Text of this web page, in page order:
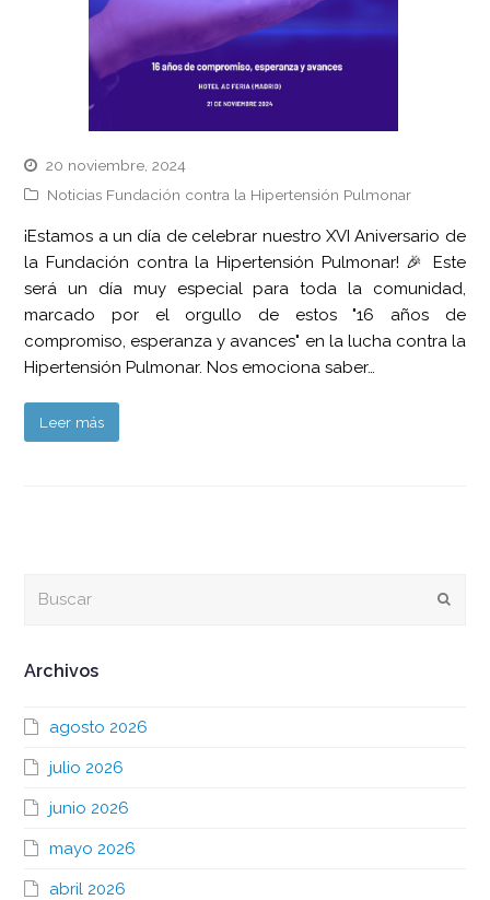
20 noviembre, 2024
Noticias Fundación contra la Hipertensión Pulmonar
¡Estamos a un día de celebrar nuestro XVI Aniversario de
la Fundación contra la Hipertensión Pulmonar! 🎉 Este
será un día muy especial para toda la comunidad,
marcado por el orgullo de estos "16 años de
compromiso, esperanza y avances" en la lucha contra la
Hipertensión Pulmonar. Nos emociona saber…
Leer más
Archivos
agosto 2026
julio 2026
junio 2026
mayo 2026
abril 2026